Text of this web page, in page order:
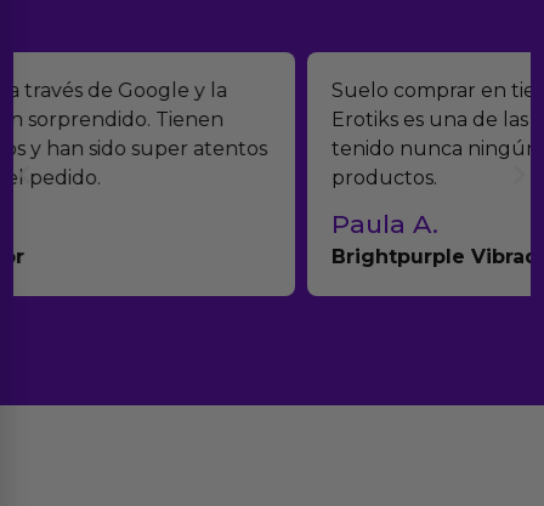
Suelo comprar en tiendas eróticas online, y
Erotiks es una de las que más me gustan. No he
tenido nunca ningún problema con los
productos.
Brightpurple Vibrador y Rotador